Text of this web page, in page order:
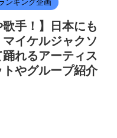
歌手！】日本にも
イケルジャクソ
れるアーティス
トやグループ紹介